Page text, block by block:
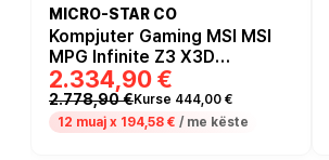
MICRO-STAR CO
Kompjuter Gaming MSI MSI
MPG Infinite Z3 X3D
7NVPR7-695AT / Ryzen 7
7800X3D / 32GB DDR5 / 1TB
/ RTX 5070 12GB
2.334,90 €
2.778,90 €Kurse 444,00 €
12 muaj x 194,58 € / me këste